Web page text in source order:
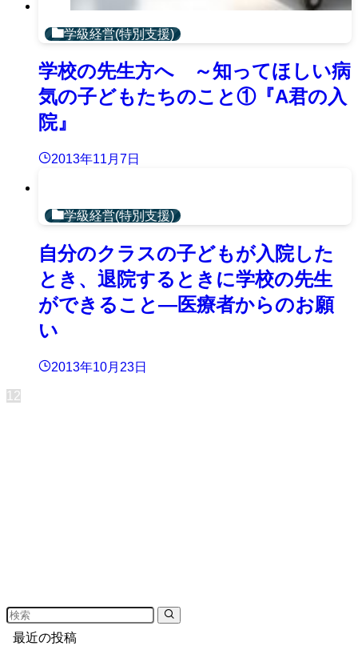
学級経営(特別支援)
学校の先生方へ ～知ってほしい病
気の子どもたちのこと①『A君の入
院』
2013年11月7日
学級経営(特別支援)
自分のクラスの子どもが入院した
とき、退院するときに学校の先生
ができること—医療者からのお願
い
2013年10月23日
1 2
最近の投稿